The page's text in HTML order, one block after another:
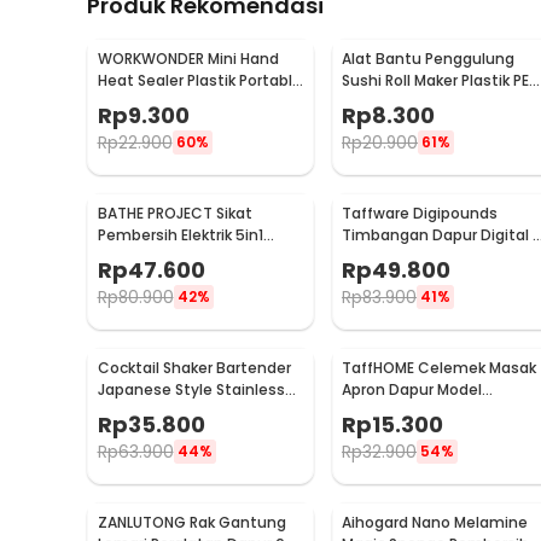
WORKWONDER Mini Hand
Heat Sealer Plastik Portable
Baterai AA - LX2000A
Rp9.300
Rp22.900 60%
Alat Bantu Penggulung
Sushi Roll Maker Plastik PE
22x20.5x0.1cm - E1119
Rp8.300
Rp20.900 61%
BATHE PROJECT Sikat
Pembersih Elektrik 5in1
Magic Brush Rechargeable
- WQ8110
Rp47.600
Rp80.900 42%
Taffware Digipounds
Timbangan Dapur Digital 6
Satuan 1kg 0.1g - i2000
Rp49.800
Rp83.900 41%
Cocktail Shaker Bartender
Japanese Style Stainless
Steel 200ml
Rp35.800
Rp63.900 44%
TaffHOME Celemek Masak
Apron Dapur Model
Kantong Pola Spatula -
JJ41
Rp15.300
Rp32.900 54%
ZANLUTONG Rak Gantung
Aihogard Nano Melamine